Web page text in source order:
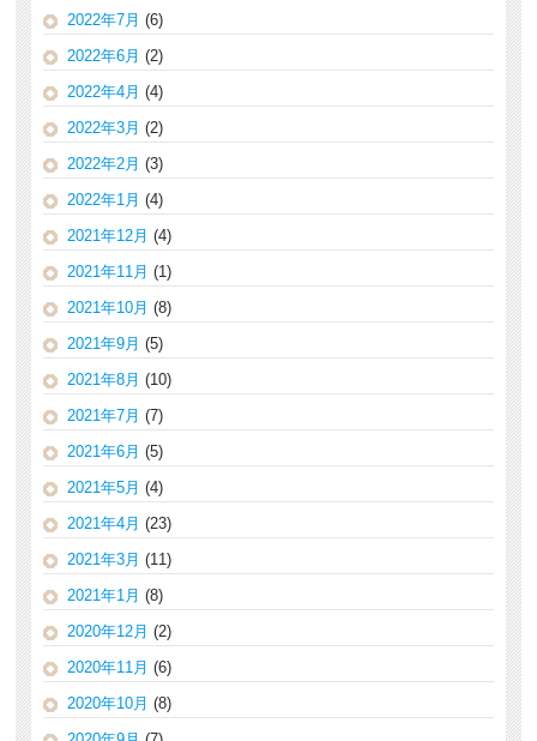
2022年7月 (6)
2022年6月 (2)
2022年4月 (4)
2022年3月 (2)
2022年2月 (3)
2022年1月 (4)
2021年12月 (4)
2021年11月 (1)
2021年10月 (8)
2021年9月 (5)
2021年8月 (10)
2021年7月 (7)
2021年6月 (5)
2021年5月 (4)
2021年4月 (23)
2021年3月 (11)
2021年1月 (8)
2020年12月 (2)
2020年11月 (6)
2020年10月 (8)